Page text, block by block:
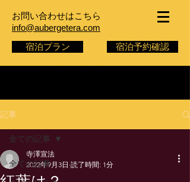
お問い合わせはこちら
info@aubergetera.com
宿泊プラン
宿泊予約確認
記事
全ての記事
全ての記事
寺澤宣法
2022年9月3日 読了時間: 1分